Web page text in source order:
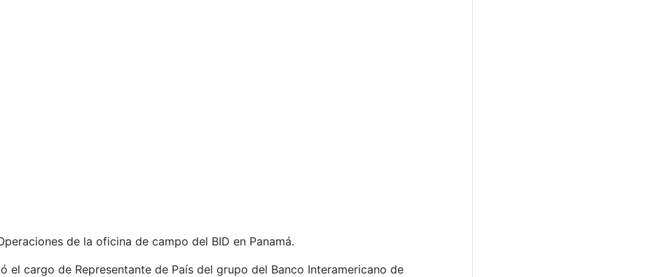
de la oficina de campo del BID en Panamá.
el cargo de Representante de País del grupo del Banco Interamericano de